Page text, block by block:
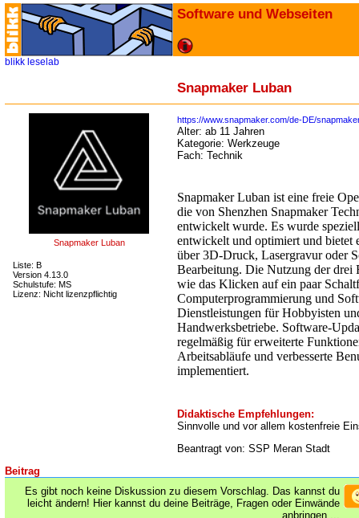
Software und Webseiten
blikk leselab
Snapmaker Luban
Snapmaker Luban
Liste: B
Version 4.13.0
Schulstufe: MS
Lizenz: Nicht lizenzpflichtig
https://www.snapmaker.com/de-DE/
Alter: ab 11 Jahren
Kategorie: Werkzeuge
Fach: Technik
Snapmaker Luban ist eine freie
die von Shenzhen Snapmaker
entwickelt wurde. Es wurde
entwickelt und optimiert und bietet
über 3D-Druck, Lasergravur oder
Bearbeitung. Die Nutzung der drei
wie das Klicken auf ein paar
Computerprogrammierung und
Dienstleistungen für Hobbyisten
Handwerksbetriebe. Software-
regelmäßig für erweiterte
Arbeitsabläufe und verbesserte
implementiert.
Didaktische Empfehlungen:
Sinnvolle und vor allem kostenfreie
Beantragt von: SSP Meran Stadt
Beitrag
Es gibt noch keine Diskussion zu diesem Vorschlag. Das kannst du
leicht ändern! Hier kannst du deine Beiträge, Fragen oder Einwände
anbringen ...